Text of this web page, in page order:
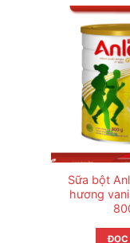
Sữa bột
hương
ĐỌC